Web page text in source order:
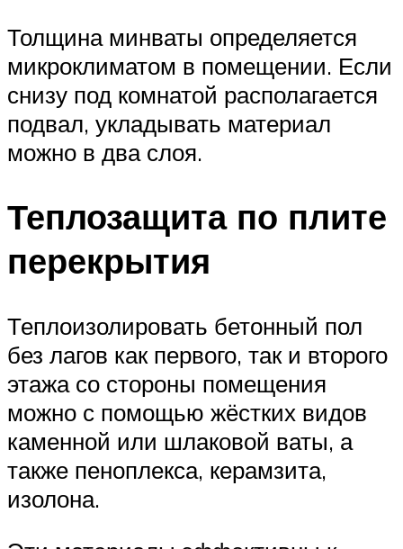
Толщина минваты определяется
микроклиматом в помещении. Если
снизу под комнатой располагается
подвал, укладывать материал
можно в два слоя.
Теплозащита по плите
перекрытия
Теплоизолировать бетонный пол
без лагов как первого, так и второго
этажа со стороны помещения
можно с помощью жёстких видов
каменной или шлаковой ваты, а
также пеноплекса, керамзита,
изолона.